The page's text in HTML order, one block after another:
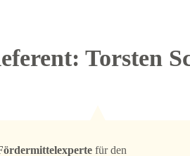
Torsten
für den